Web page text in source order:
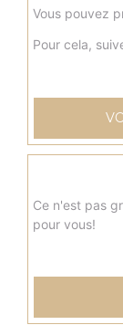
hachée,
Vous pouvez
Pour cela,
Ce n'est pas
pour vous!